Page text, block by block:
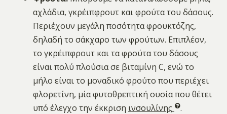
αχλάδια, γκρέιπφρουτ και φρούτα του δάσους.
Περιέχουν μεγάλη ποσότητα φρουκτόζης,
δηλαδή το σάκχαρο των φρούτων. Επιπλέον,
το γκρέιπφρουτ και τα φρούτα του δάσους
είναι πολύ πλούσια σε βιταμίνη C, ενώ το
μήλο είναι το μοναδικό φρούτο που περιέχει
φλορετίνη, μία φυτοθρεπτική ουσία που θέτει
υπό έλεγχο την έκκριση ινσουλίνης
.